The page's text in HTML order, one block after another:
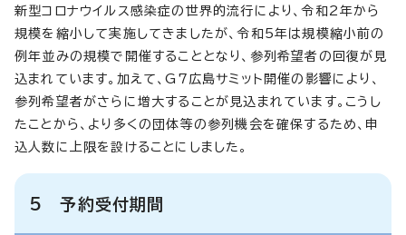
新型コロナウイルス感染症の世界的流行により、令和2年から
規模を縮小して実施してきましたが、令和5年は規模縮小前の
例年並みの規模で開催することとなり、参列希望者の回復が見
込まれています。加えて、G7広島サミット開催の影響により、
参列希望者がさらに増大することが見込まれています。こうし
たことから、より多くの団体等の参列機会を確保するため、申
込人数に上限を設けることにしました。
5 予約受付期間